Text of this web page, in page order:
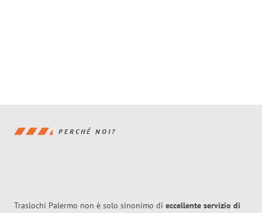
PERCHÉ NOI?
Traslochi Palermo non è solo sinonimo di eccellente servizio di